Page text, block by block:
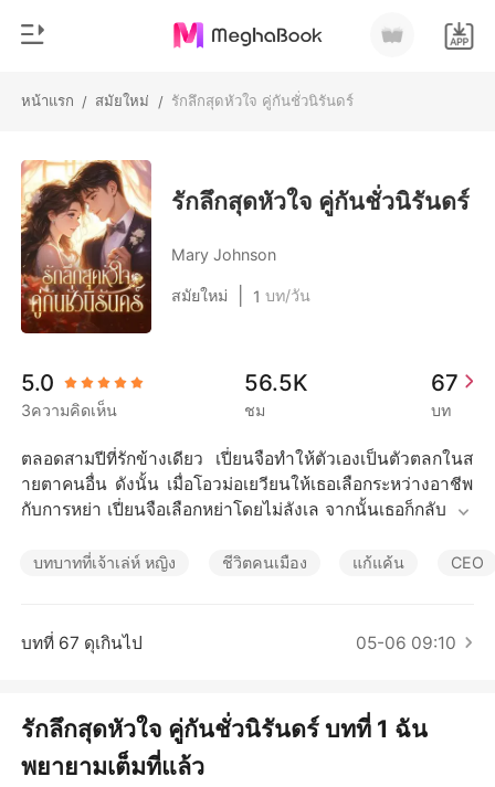
หน้าแรก / สมัยใหม่ / รักลึกสุดหัวใจ คู่กันชั่วนิรันดร์
เติมเงิน
ประวัติการอ่าน
ออกจากระบบ
ดาวน์โหลดแอป
หมวดหมู่
สมัยใหม่
ประวัติศาสตร์
โรแมนติก
มหาเศรษฐี
เรื่องสั้นคัดสรร
รักลึกสุดหัวใจ คู่กันชั่วนิรันดร์
Mary Johnson
สมัยใหม่ 1 บท/วัน
5.0
3ความคิดเห็น
56.5K
ชม
67
บท
ตลอดสามปีที่รักข้างเดียว เปี่ยนจือทำให้ตัวเองเป็นตัวตลกในส
ายตาคนอื่น ดังนั้น เมื่อโอวม่อเยวียนให้เธอเลือกระหว่างอาชีพ
กับการหย่า เปี่ยนจือเลือกหย่าโดยไม่ลังเล จากนั้นเธอก็กลับมาเ
ต่อมา อดีตสามีและครอบครัวของเขามาขอร้องให้เธอกลับไปคื
ที่พร้อมช่วยเหลือน้องสาวอย่างเต็มที่ น้องชายของเธอคือผู้ทรง
อิทธิพลในวงการบันเทิง อืม...ยังมีคู่แข่งที่หากไม่ตั้งใจทำงานใ
นี้ถึงจะหยิ่งแต่ก็ใจอ่อนกับเธอเป็นพิเศษ
บทบาทที่เจ้าเล่ห์ หญิง ชีวิตคนเมือง แก้แค้น CEO
บทที่ 67 ดุเกินไป 05-06 09:10
รักลึกสุดหัวใจ คู่กันชั่วนิรันดร์ บทที่ 1 ฉัน
พยายามเต็มที่แล้ว